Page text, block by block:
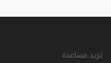
تريد مساعدة